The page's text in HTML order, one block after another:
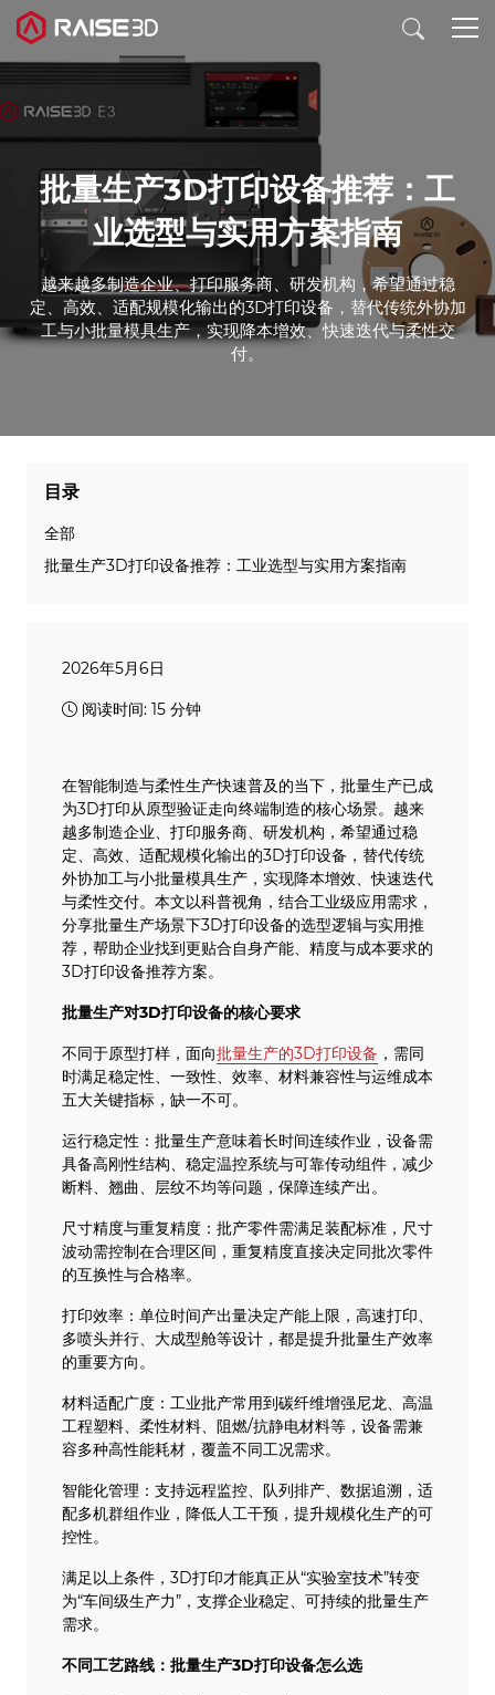
3D打印机
软件
材料
行业应用
批量生产3D打印设备推荐：工
业选型与实用方案指南
越来越多制造企业、打印服务商、研发机构，希望通过稳
定、高效、适配规模化输出的3D打印设备，替代传统外协加
工与小批量模具生产，实现降本增效、快速迭代与柔性交
付。
目录
全部
批量生产3D打印设备推荐：工业选型与实用方案指南
2026年5月6日
阅读时间: 15 分钟
在智能制造与柔性生产快速普及的当下，批量生产已成
为3D打印从原型验证走向终端制造的核心场景。越来
越多制造企业、打印服务商、研发机构，希望通过稳
定、高效、适配规模化输出的3D打印设备，替代传统
外协加工与小批量模具生产，实现降本增效、快速迭代
与柔性交付。本文以科普视角，结合工业级应用需求，
分享批量生产场景下3D打印设备的选型逻辑与实用推
荐，帮助企业找到更贴合自身产能、精度与成本要求的
3D打印设备推荐方案。
批量生产对3D打印设备的核心要求
不同于原型打样，面向批量生产的3D打印设备 ，需同
时满足稳定性、一致性、效率、材料兼容性与运维成本
五大关键指标，缺一不可。
运行稳定性：批量生产意味着长时间连续作业，设备需
具备高刚性结构、稳定温控系统与可靠传动组件，减少
断料、翘曲、层纹不均等问题，保障连续产出。
尺寸精度与重复精度：批产零件需满足装配标准，尺寸
波动需控制在合理区间，重复精度直接决定同批次零件
的互换性与合格率。
打印效率：单位时间产出量决定产能上限，高速打印、
多喷头并行、大成型舱等设计，都是提升批量生产效率
的重要方向。
材料适配广度：工业批产常用到碳纤维增强尼龙、高温
工程塑料、柔性材料、阻燃/抗静电材料等，设备需兼
容多种高性能耗材，覆盖不同工况需求。
智能化管理：支持远程监控、队列排产、数据追溯，适
配多机群组作业，降低人工干预，提升规模化生产的可
控性。
满足以上条件，3D打印才能真正从“实验室技术”转变
为“车间级生产力”，支撑企业稳定、可持续的批量生产
需求。
不同工艺路线：批量生产3D打印设备怎么选